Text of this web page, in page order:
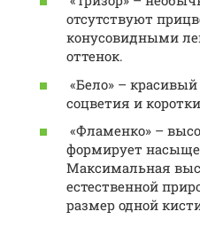
отсутствуют
конусовидными
оттенок.
«Бело» –
соцветия и
«Фламенко» –
формирует
Максимальная
естественной
размер одной